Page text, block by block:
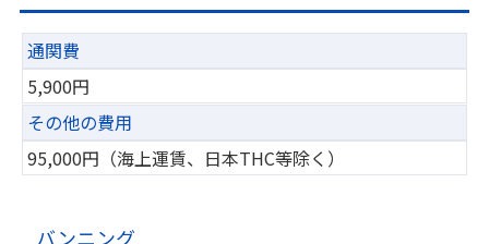
通関費
5,900円
その他の費用
95,000円（海上運賃、日本THC等除く）
バンニング